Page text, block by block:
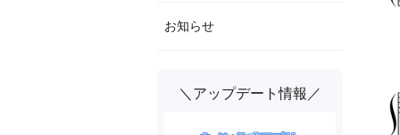
お知らせ
＼アップデート情報／